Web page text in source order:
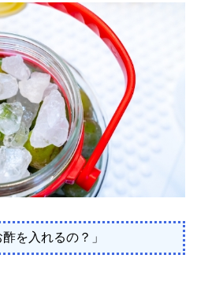
を入れるの？」